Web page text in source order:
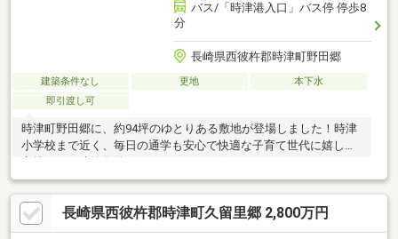
バス/「時津港入口」バス停 停歩8
分
長崎県西彼杵郡時津町野田郷
建築条件なし 更地
本下水
即引渡し可
時津町野田郷に、約94坪のゆとりある敷地が登場しました！時津
小学校まで近く、毎日の通学も安心で快適な子育て世代に嬉しい
務店でこだわりの住まいを形にしていただけます。通学に安心の
好立地：時津小学校まで近く、登下校も安心なのでお子様を伸び
伸びと育てられるエリアです。ゆとりの約94坪で叶える理想の暮
らし：広い敷地を活かした「人気の平屋住宅」や、「バーベキュ
長崎県西彼杵郡時津町久留里郷 2,800万円